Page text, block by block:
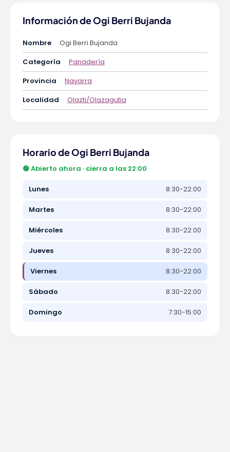
Información de Ogi Berri Bujanda
Nombre
Ogi Berri Bujanda
Categoría
Panadería
Provincia
Navarra
Localidad
Olazti/Olazagutia
Horario de Ogi Berri Bujanda
🟢 Abierto ahora · cierra a las 22:00
Lunes 8:30-22:00
Martes 8:30-22:00
Miércoles 8:30-22:00
Jueves 8:30-22:00
Viernes 8:30-22:00
Sábado 8:30-22:00
Domingo 7:30-15:00